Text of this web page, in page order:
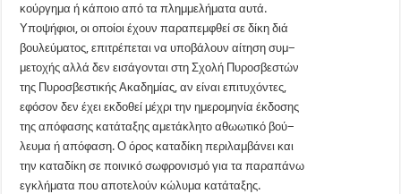
κούργημα ή κάποιο από τα πλημμελήματα αυτά.
Υποψήφιοι, οι οποίοι έχουν παραπεμφθεί σε δίκη διά
βουλεύματος, επιτρέπεται να υποβάλουν αίτηση συμ−
μετοχής αλλά δεν εισάγονται στη Σχολή Πυροσβεστών
της Πυροσβεστικής Ακαδημίας, αν είναι επιτυχόντες,
εφόσον δεν έχει εκδοθεί μέχρι την ημερομηνία έκδοσης
της απόφασης κατάταξης αμετάκλητο αθωωτικό βού−
λευμα ή απόφαση. Ο όρος καταδίκη περιλαμβάνει και
την καταδίκη σε ποινικό σωφρονισμό για τα παραπάνω
εγκλήματα που αποτελούν κώλυμα κατάταξης.